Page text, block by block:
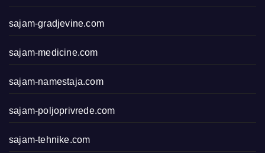
sajam-gradjevine.com
sajam-medicine.com
sajam-namestaja.com
sajam-poljoprivrede.com
sajam-tehnike.com